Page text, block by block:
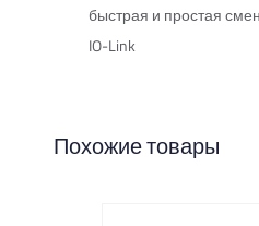
быстрая и простая
IO-Link
Похожие товары